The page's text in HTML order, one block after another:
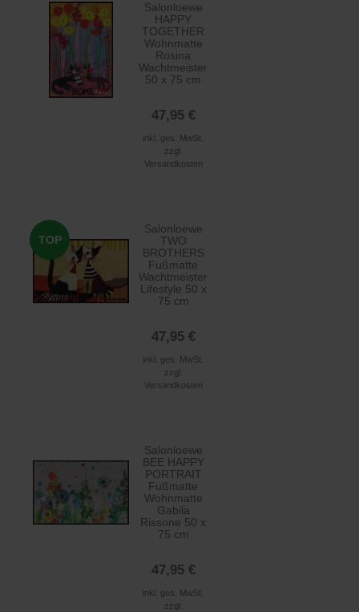
Salonloewe
HAPPY
TOGETHER
Wohnmatte
Rosina
Wachtmeister
50 x 75 cm
47,95 €
inkl. ges. MwSt.
zzgl.
Versandkosten
TOP
Salonloewe
TWO
BROTHERS
Fußmatte
Wachtmeister
Lifestyle 50 x
75 cm
47,95 €
inkl. ges. MwSt.
zzgl.
Versandkosten
Salonloewe
BEE HAPPY
PORTRAIT
Fußmatte
Wohnmatte
Gabila
Rissone 50 x
75 cm
47,95 €
inkl. ges. MwSt.
zzgl.